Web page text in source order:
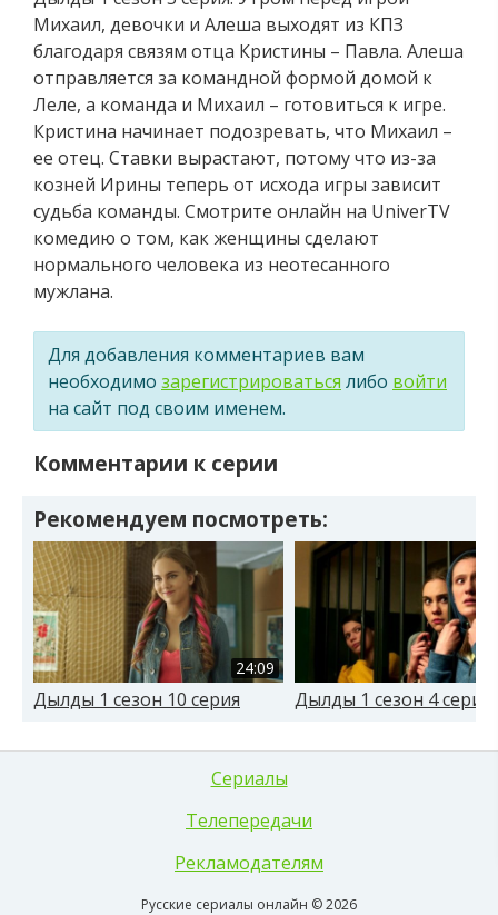
Михаил, девочки и Алеша выходят из КПЗ
благодаря связям отца Кристины – Павла. Алеша
отправляется за командной формой домой к
Леле, а команда и Михаил – готовиться к игре.
Кристина начинает подозревать, что Михаил –
ее отец. Ставки вырастают, потому что из-за
козней Ирины теперь от исхода игры зависит
судьба команды. Смотрите онлайн на UniverTV
комедию о том, как женщины сделают
нормального человека из неотесанного
мужлана.
Для добавления комментариев вам
необходимо зарегистрироваться либо войти
на сайт под своим именем.
Комментарии к серии
Рекомендуем посмотреть:
24:09
Дылды 1 сезон 10 серия Дылды 1 сезон 4 серия
Сериалы
Телепередачи
Рекламодателям
Русские сериалы онлайн © 2026